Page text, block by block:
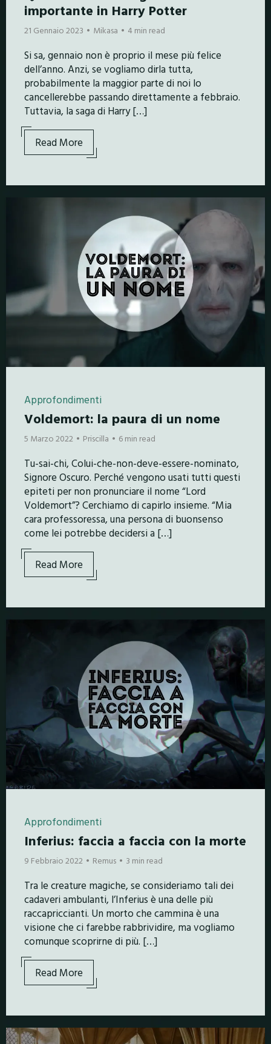
importante in Harry Potter
21 Gennaio 2023 Mikasa 4 min read
Si sa, gennaio non è proprio il mese più felice
dell’anno. Anzi, se vogliamo dirla tutta,
probabilmente la maggior parte di noi lo
cancellerebbe passando direttamente a febbraio.
Tuttavia, la saga di Harry […]
Read More
Approfondimenti
Voldemort: la paura di un nome
5 Marzo 2022 Priscilla 6 min read
Tu-sai-chi, Colui-che-non-deve-essere-nominato,
Signore Oscuro. Perché vengono usati tutti questi
epiteti per non pronunciare il nome “Lord
Voldemort”? Cerchiamo di capirlo insieme. “Mia
cara professoressa, una persona di buonsenso
come lei potrebbe decidersi a […]
Read More
Approfondimenti
Inferius: faccia a faccia con la morte
9 Febbraio 2022 Remus 3 min read
Tra le creature magiche, se consideriamo tali dei
cadaveri ambulanti, l’Inferius è una delle più
raccapriccianti. Un morto che cammina è una
visione che ci farebbe rabbrividire, ma vogliamo
comunque scoprirne di più. […]
Read More